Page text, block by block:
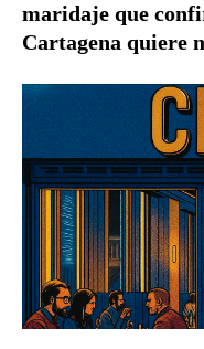
maridaje que
Cartagena quiere